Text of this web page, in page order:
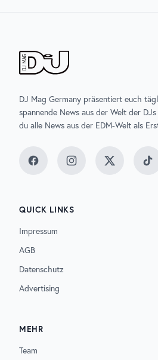
DJ Mag Germany präsentiert euch
spannende News aus der Welt der
du alle News aus der EDM-Welt als
FacebookInstagramTwitter
QUICK LINKS
Impressum
AGB
Datenschutz
Advertising
MEHR
Team